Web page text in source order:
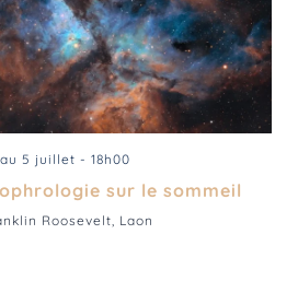
au 5 juillet - 18h00
sur le sommeil
Roosevelt, Laon